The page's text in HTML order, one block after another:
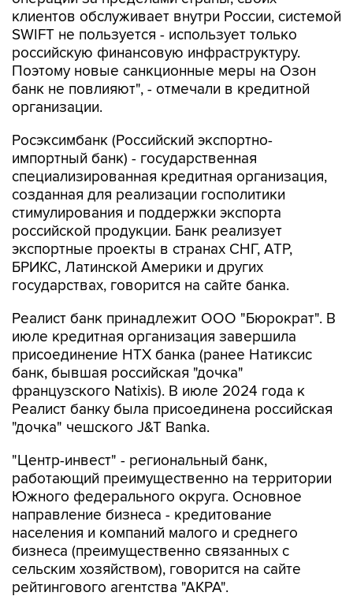
клиентов обслуживает внутри России, системой
SWIFT не пользуется - использует только
российскую финансовую инфраструктуру.
Поэтому новые санкционные меры на Озон
банк не повлияют", - отмечали в кредитной
организации.
Росэксимбанк (Российский экспортно-
импортный банк) - государственная
специализированная кредитная организация,
созданная для реализации госполитики
стимулирования и поддержки экспорта
российской продукции. Банк реализует
экспортные проекты в странах СНГ, АТР,
БРИКС, Латинской Америки и других
государствах, говорится на сайте банка.
Реалист банк принадлежит ООО "Бюрократ". В
июле кредитная организация завершила
присоединение НТХ банка (ранее Натиксис
банк, бывшая российская "дочка"
французского Natixis). В июле 2024 года к
Реалист банку была присоединена российская
"дочка" чешского J&T Banka.
"Центр-инвест" - региональный банк,
работающий преимущественно на территории
Южного федерального округа. Основное
направление бизнеса - кредитование
населения и компаний малого и среднего
бизнеса (преимущественно связанных с
сельским хозяйством), говорится на сайте
рейтингового агентства "АКРА".